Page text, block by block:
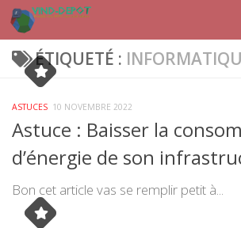
Skip to content
ÉTIQUETÉ :
ASTUCES 10 NOVEMBRE 2022
Astuce : Baisser la
d’énergie de son
Bon cet article vas se remplir petit à...